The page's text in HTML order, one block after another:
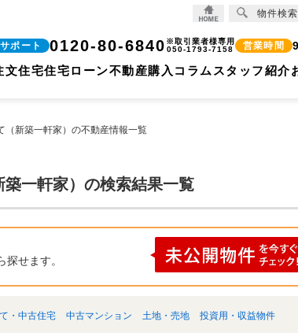
ポート 0120-80-6840 ※取引業者様専用
050-1793-7158
営業時間
文住宅住宅ローン不動産購入コラム スタッフ紹介
（新築一軒家）の不動産情報一覧
一軒家）の検索結果一覧
探せます。
・中古住宅 中古マンション 土地・売地 投資用・収益物件
物件検索